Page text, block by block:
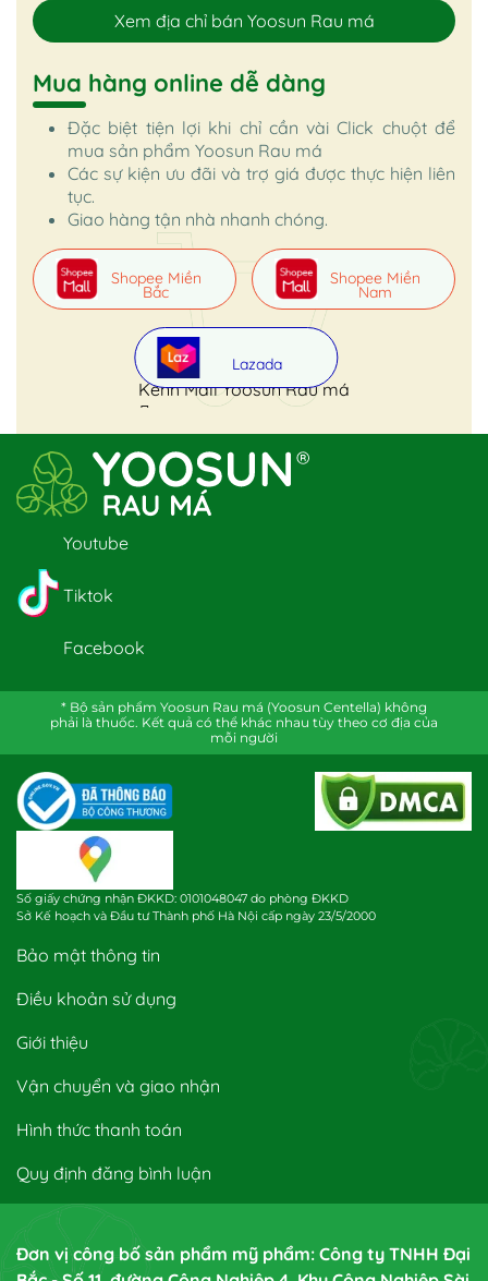
Xem địa chỉ bán Yoosun Rau má
Mua hàng online dễ dàng
Đặc biệt tiện lợi khi chỉ cần vài Click chuột để
mua sản phẩm Yoosun Rau má
Các sự kiện ưu đãi và trợ giá được thực hiện liên
tục.
Giao hàng tận nhà nhanh chóng.
Kênh Mall Yoosun Rau má
Shopee Miền
Bắc
Shopee Miền
Nam
Lazada
Youtube
Tiktok
Facebook
* Bộ sản phẩm Yoosun Rau má (Yoosun Centella) không
phải là thuốc. Kết quả có thể khác nhau tùy theo cơ địa của
mỗi người
Số giấy chứng nhận ĐKKD: 0101048047 do phòng ĐKKD
Sở Kế hoạch và Đầu tư Thành phố Hà Nội cấp ngày 23/5/2000
Bảo mật thông tin
Điều khoản sử dụng
Giới thiệu
Vận chuyển và giao nhận
Hình thức thanh toán
Quy định đăng bình luận
Đơn vị công bố sản phẩm mỹ phẩm: Công ty TNHH Đại